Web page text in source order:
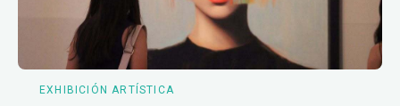
EXHIBICIÓN ARTÍSTICA